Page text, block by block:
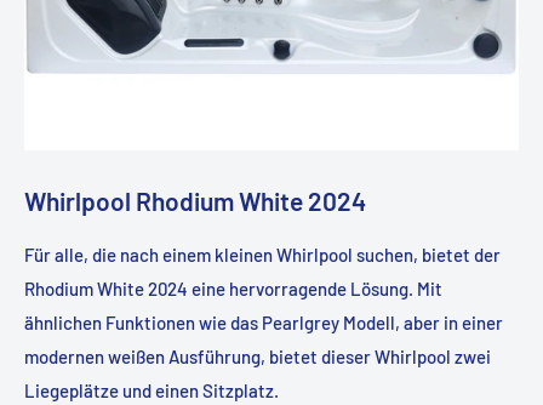
Whirlpool Rhodium White 2024
Für alle, die nach einem kleinen Whirlpool suchen, bietet der
Rhodium White 2024 eine hervorragende Lösung. Mit
ähnlichen Funktionen wie das Pearlgrey Modell, aber in einer
modernen weißen Ausführung, bietet dieser Whirlpool zwei
Liegeplätze und einen Sitzplatz.